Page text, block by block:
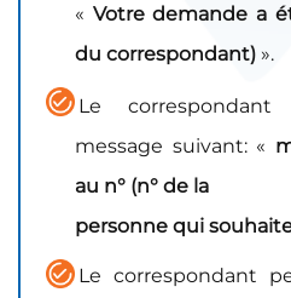
« Votre demande a
du correspondant) ».
Le
message suivant: «
au n° (n° de la
personne qui
Le correspondant